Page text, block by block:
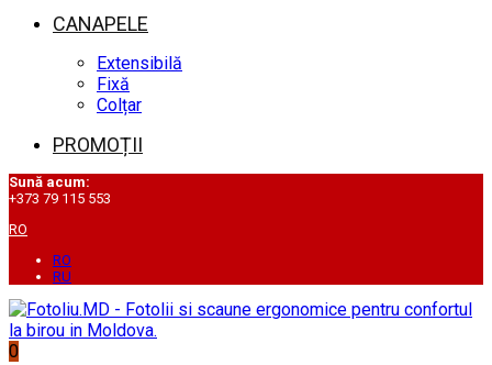
CANAPELE
Extensibilă
Fixă
Colțar
PROMOȚII
Sună acum:
+373 79 115 553
RO
RO
RU
0